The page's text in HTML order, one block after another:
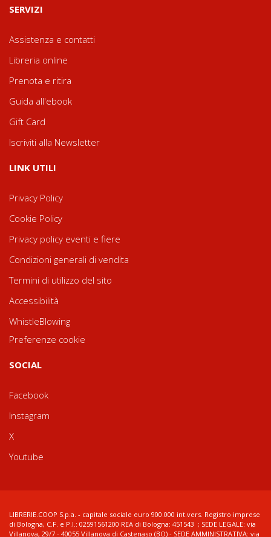
SERVIZI
Assistenza e contatti
Libreria online
Prenota e ritira
Guida all'ebook
Gift Card
Iscriviti alla Newsletter
LINK UTILI
Privacy Policy
Cookie Policy
Privacy policy eventi e fiere
Condizioni generali di vendita
Termini di utilizzo del sito
Accessibilità
WhistleBlowing
Preferenze cookie
SOCIAL
Facebook
Instagram
X
Youtube
LIBRERIE.COOP S.p.a. - capitale sociale euro 900.000 int.vers. Registro imprese
di Bologna, C.F. e P.I.: 02591561200 REA di Bologna: 451543 ; SEDE LEGALE: via
Villanova, 29/7 - 40055 Villanova di Castenaso (BO) - SEDE AMMINISTRATIVA: via